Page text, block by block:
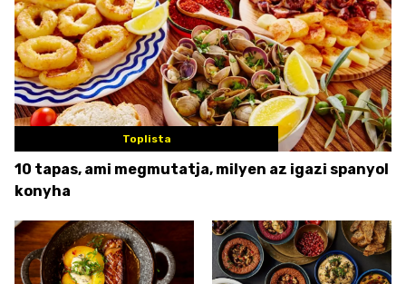
Toplista
10 tapas, ami megmutatja, milyen az igazi spanyol
konyha